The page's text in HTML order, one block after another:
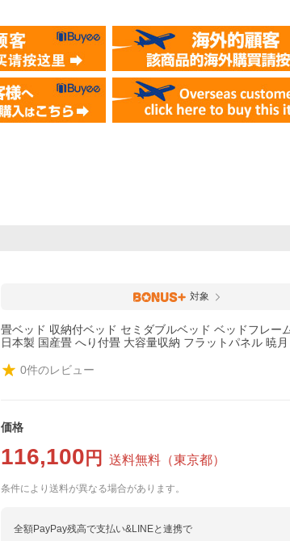
対象
畳ベッド 収納付ベッド セミダブルベッド ベッドフレー
日本製 国産畳 へり付畳 大容量収納 フラットパネル 暁
0件のレビュー
価格
116,100 円 送料無料 （東京都）
条件により送料が異なる場合があります。
全額PayPay残高で支払い&LINEと連携で